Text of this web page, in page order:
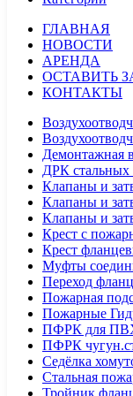
ГЛАВНАЯ
НОВОСТИ
АРЕНДА
ОСТАВИТЬ
КОНТАКТЫ
Демонтажная
ДРК стальных
Клапаны и
Клапаны и
Клапаны и
Крест с
Крест
Муфты
Переход
Пожарная
Пожарные
ПФРК для
ПФРК
Седёлка
Стальная
Тройник